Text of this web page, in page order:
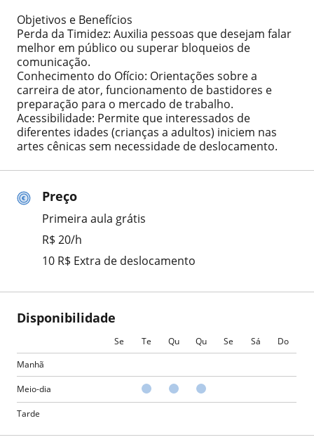
Preço
Primeira aula grátis
R$ 20/h
10 R$ Extra de deslocamento
Disponibilidade
Se Te Qu Qu Se Sá
Do
Manhã
Meio-dia
Tarde
Objetivos e Benefícios
Perda da Timidez: Auxilia pessoas que desejam falar
melhor em público ou superar bloqueios de
comunicação.
Conhecimento do Ofício: Orientações sobre a
carreira de ator, funcionamento de bastidores e
preparação para o mercado de trabalho.
Acessibilidade: Permite que interessados de
diferentes idades (crianças a adultos) iniciem nas
artes cênicas sem necessidade de deslocamento.